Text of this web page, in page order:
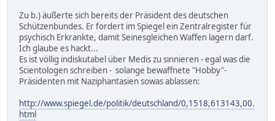
Zu b.) äußerte sich bereits der Präsident des deutschen
Schützenbundes. Er fordert im Spiegel ein Zentralregister für
psychisch Erkrankte, damit Seinesgleichen Waffen lagern darf.
Ich glaube es hackt...
Es ist völlig indiskutabel über Medis zu sinnieren - egal was die
Scientologen schreiben - solange bewaffnete "Hobby"-
Präsidenten mit Naziphantasien sowas ablassen:
http://www.spiegel.de/politik/deutschland/0,1518,613143,00.
html